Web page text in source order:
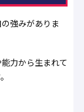
強みがありま
力から生まれて